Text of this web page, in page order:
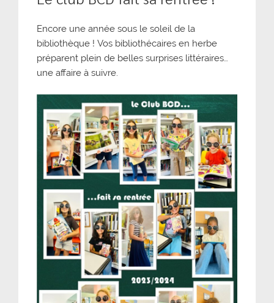
Encore une année sous le soleil de la
bibliothèque ! Vos bibliothécaires en herbe
préparent plein de belles surprises littéraires…
une affaire à suivre.